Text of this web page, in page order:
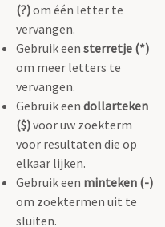
(?)om één letter te
vervangen.
Gebruik een sterretje (*)
om meer letters te
vervangen.
Gebruik een dollarteken
($)voor uw zoekterm
voor resultaten die op
elkaar lijken.
Gebruik een minteken (-)
om zoektermen uit te
sluiten.